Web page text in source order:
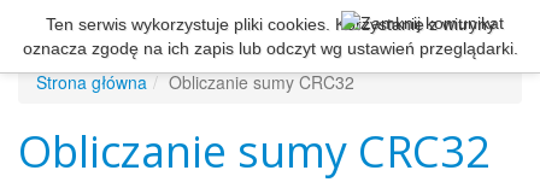
Dyplomy
Strona główna Obliczanie sumy CRC32
Obliczanie sumy CRC32
Ten serwis wykorzystuje pliki cookies. Korzystanie z witryny
oznacza zgodę na ich zapis lub odczyt wg ustawień przeglądarki.